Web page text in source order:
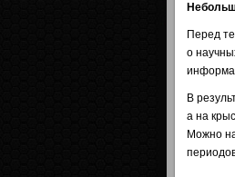
Перед
о
В
а на
Можно